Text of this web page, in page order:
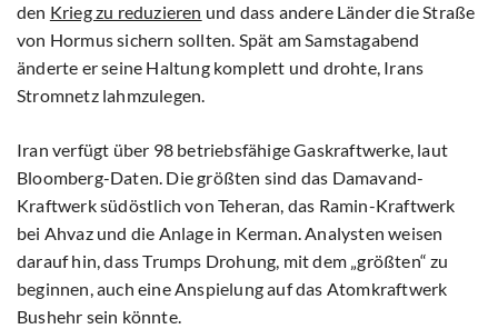
den Krieg zu reduzieren und dass andere Länder die Straße
von Hormus sichern sollten. Spät am Samstagabend
änderte er seine Haltung komplett und drohte, Irans
Stromnetz lahmzulegen.
Iran verfügt über 98 betriebsfähige Gaskraftwerke, laut
Bloomberg-Daten. Die größten sind das Damavand-
Kraftwerk südöstlich von Teheran, das Ramin-Kraftwerk
bei Ahvaz und die Anlage in Kerman. Analysten weisen
darauf hin, dass Trumps Drohung, mit dem „größten“ zu
beginnen, auch eine Anspielung auf das Atomkraftwerk
Bushehr sein könnte.